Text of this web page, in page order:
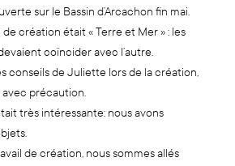
sur le Bassin d’Arcachon fin mai.
création était « Terre et Mer » : les
coïncider avec l’autre.
conseils de Juliette lors de la création,
précaution.
très intéressante: nous avons
de création, nous sommes allés